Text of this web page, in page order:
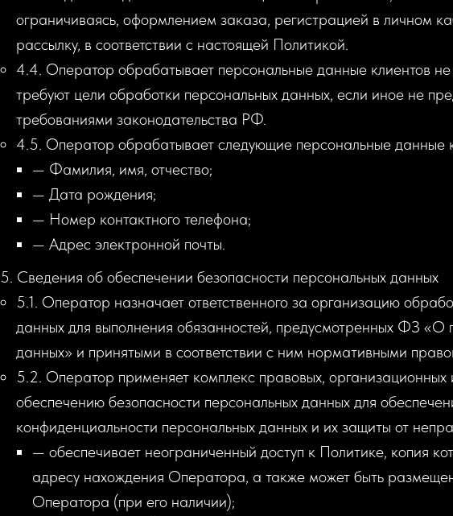
ограничиваясь, оформлением заказа, регистрацией в личном
рассылку, в соответствии с настоящей Политикой.
4.4. Оператор обрабатывает персональные данные клиентов не
требуют цели обработки персональных данных, если иное не
требованиями законодательства РФ.
4.5. Оператор обрабатывает следующие персональные данные
— Фамилия, имя, отчество;
— Дата рождения;
— Номер контактного телефона;
— Адрес электронной почты.
5. Сведения об обеспечении безопасности персональных данных
5.1. Оператор назначает ответственного за организацию
данных для выполнения обязанностей, предусмотренных ФЗ «О
данных» и принятыми в соответствии с ним нормативными
5.2. Оператор применяет комплекс правовых, организационных
обеспечению безопасности персональных данных для
конфиденциальности персональных данных и их защиты от
— обеспечивает неограниченный доступ к Политике, копия
адресу нахождения Оператора, а также может быть
Оператора (при его наличии);